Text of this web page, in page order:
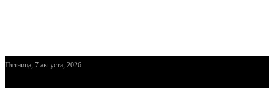
Пятница, 7 августа, 2026